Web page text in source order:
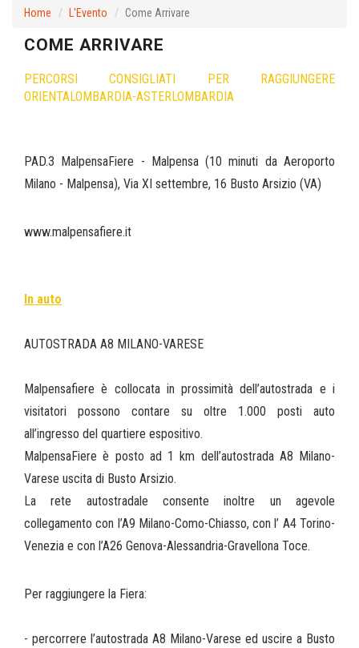
Home L'Evento Come Arrivare
COME ARRIVARE
PERCORSI CONSIGLIATI PER RAGGIUNGERE
ORIENTALOMBARDIA-ASTERLOMBARDIA
PAD.3 MalpensaFiere - Malpensa (10 minuti da Aeroporto
Milano - Malpensa), Via XI settembre, 16 Busto Arsizio (VA)
www.malpensafiere.it
In auto
AUTOSTRADA A8 MILANO-VARESE
Malpensafiere è collocata in prossimità dell’autostrada e i
visitatori possono contare su oltre 1.000 posti auto
all’ingresso del quartiere espositivo.
MalpensaFiere è posto ad 1 km dell’autostrada A8 Milano-
Varese uscita di Busto Arsizio.
La rete autostradale consente inoltre un agevole
collegamento con l’A9 Milano-Como-Chiasso, con l’ A4 Torino-
Venezia e con l’A26 Genova-Alessandria-Gravellona Toce.
Per raggiungere la Fiera:
- percorrere l’autostrada A8 Milano-Varese ed uscire a Busto